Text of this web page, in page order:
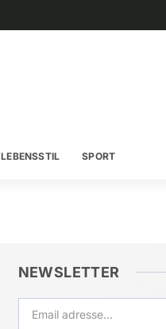
LEBENSSTIL SPORT
NEWSLETTER